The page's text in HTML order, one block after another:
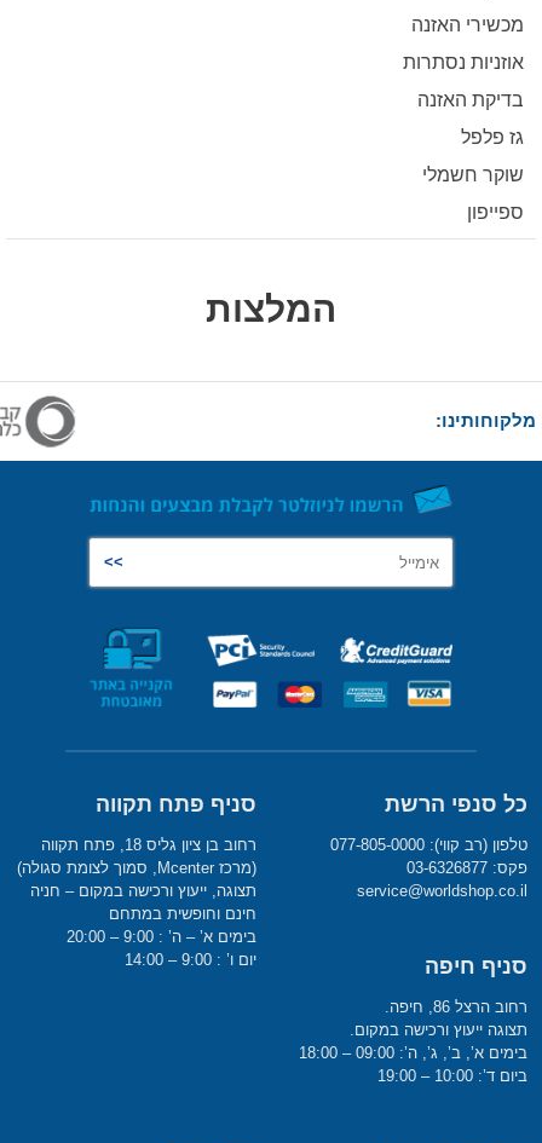
מכשירי האזנה
אוזניות נסתרות
בדיקת האזנה
גז פלפל
שוקר חשמלי
ספייפון
המלצות
מלקוחותינו:
כל סנפי הרשת
טלפון (רב קווי): 077-805-0000
פקס: 03-6326877
service@worldshop.co.il
סניף חיפה
רחוב הרצל 86, חיפה.
תצוגה ייעוץ ורכישה במקום.
בימים א’, ב’, ג’, ה’: 09:00 – 18:00
ביום ד’: 10:00 – 19:00
סניף פתח תקווה
רחוב בן ציון גליס 18, פתח תקווה
(מרכז Mcenter, סמוך לצומת סגולה)
תצוגה, ייעוץ ורכישה במקום – חניה
חינם וחופשית במתחם
בימים א’ – ה’ : 9:00 – 20:00
יום ו’ : 9:00 – 14:00